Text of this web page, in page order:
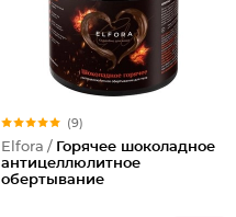
(9)
Elfora / Горячее шоколадное
антицеллюлитное
обертывание